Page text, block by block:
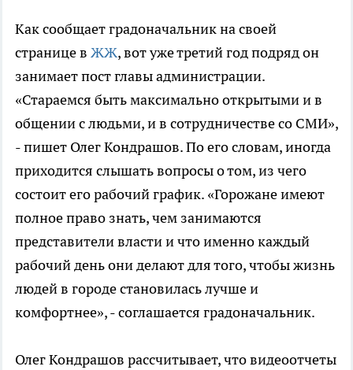
Как сообщает градоначальник на своей
странице в ЖЖ, вот уже третий год подряд он
занимает пост главы администрации.
«Стараемся быть максимально открытыми и в
общении с людьми, и в сотрудничестве со СМИ»,
- пишет Олег Кондрашов. По его словам, иногда
приходится слышать вопросы о том, из чего
состоит его рабочий график. «Горожане имеют
полное право знать, чем занимаются
представители власти и что именно каждый
рабочий день они делают для того, чтобы жизнь
людей в городе становилась лучше и
комфортнее», - соглашается градоначальник.
Олег Кондрашов рассчитывает, что видеоотчеты